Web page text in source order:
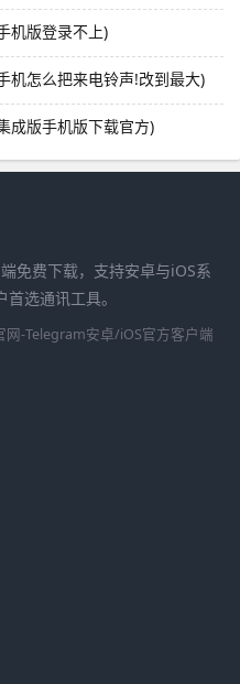
机版登录不上)
机怎么把来电铃声!改到最大)
成版手机版下载官方)
免费下载，支持安卓与iOS系
选通讯工具。
-Telegram安卓/iOS官方客户端